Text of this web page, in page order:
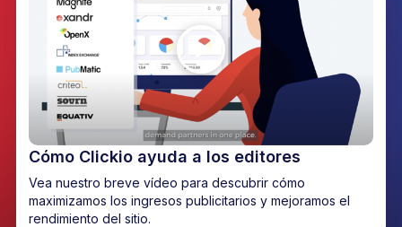
Cómo Clickio ayuda a los editores
Vea nuestro breve vídeo para descubrir cómo
maximizamos los ingresos publicitarios y mejoramos el
rendimiento del sitio.